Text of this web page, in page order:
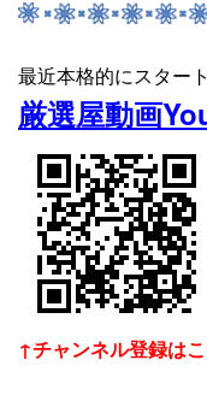
最近本格的にスター
厳選屋動画
↑チャンネル登録は